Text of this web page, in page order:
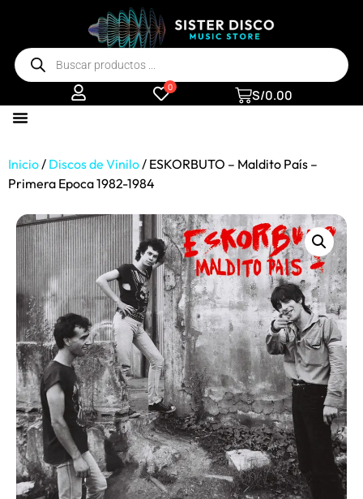
0 S/0.00
Inicio/ Discos de Vinilo/ ESKORBUTO – Maldito País –
Primera Epoca 1982-1984